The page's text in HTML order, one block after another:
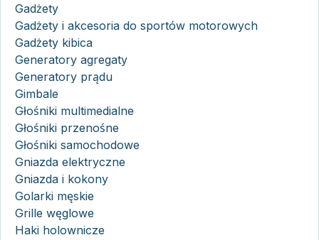
Gadżety
Gadżety i akcesoria do sportów motorowych
Gadżety kibica
Generatory agregaty
Generatory prądu
Gimbale
Głośniki multimedialne
Głośniki przenośne
Głośniki samochodowe
Gniazda elektryczne
Gniazda i kokony
Golarki męskie
Grille węglowe
Haki holownicze